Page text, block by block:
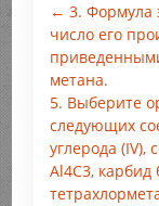
← 3. Формула
число его
метана.
5. Выберите
следующих
углерода (IV),
Аl4С3, карбид